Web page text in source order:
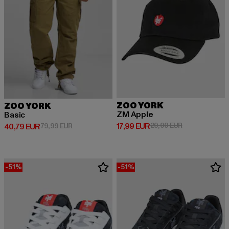
ZOO YORK
Basic
40,79 EUR
Prix courant: 40,79 EUR
79,99 EURPrix en promotion: 79,99 EUR
ZOO YORK
ZM Apple
17,99 EUR
Prix courant: 17,99 EUR
29,99 EURPrix en
-51% -51%